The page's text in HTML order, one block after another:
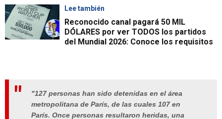
Lee también
Reconocido canal pagará 50 MIL
DÓLARES por ver TODOS los partidos
del Mundial 2026: Conoce los requisitos
"127 personas han sido detenidas en el área
metropolitana de París, de las cuales 107 en
París. Once personas resultaron heridas, una